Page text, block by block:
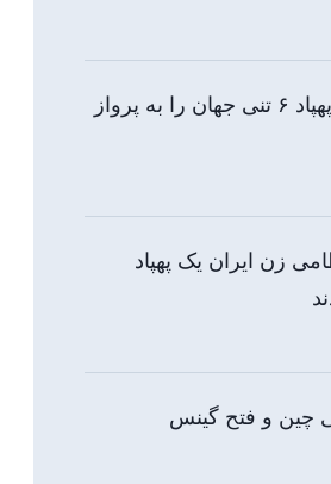
چین نخستین پهپاد ۶ تنی جهان را به پرواز
زن ایران یک پهپاد
چین و فتح گینس